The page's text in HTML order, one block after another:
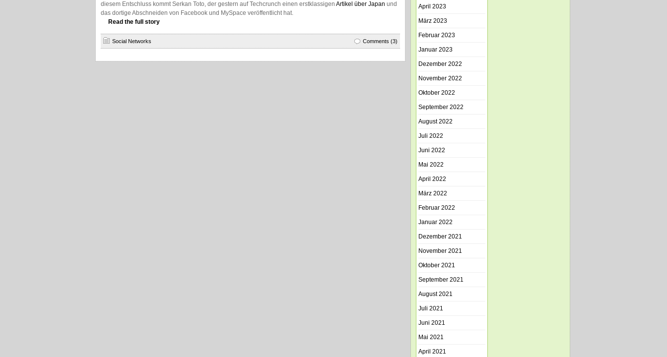
diesem Entschluss kommt Serkan Toto, der gestern auf Techcrunch einen erstklassigen Artikel über Japan und
das dortige Abschneiden von Facebook und MySpace veröffentlicht hat.
Read the full story
Social Networks Comments (3)
April 2023
März 2023
Februar 2023
Januar 2023
Dezember 2022
November 2022
Oktober 2022
September 2022
August 2022
Juli 2022
Juni 2022
Mai 2022
April 2022
März 2022
Februar 2022
Januar 2022
Dezember 2021
November 2021
Oktober 2021
September 2021
August 2021
Juli 2021
Juni 2021
Mai 2021
April 2021